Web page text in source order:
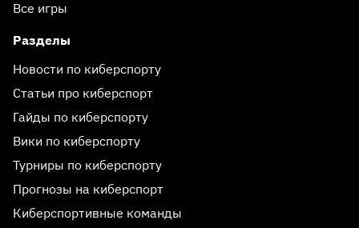
Все игры
Разделы
Новости по киберспорту
Статьи про киберспорт
Гайды по киберспорту
Вики по киберспорту
Турниры по киберспорту
Прогнозы на киберспорт
Киберспортивные команды